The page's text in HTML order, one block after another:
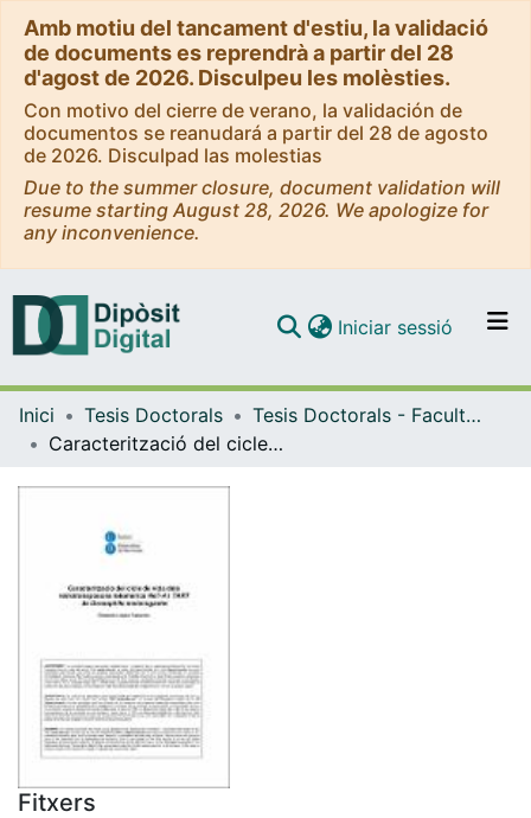
Amb motiu del tancament d'estiu, la validació
de documents es reprendrà a partir del 28
d'agost de 2026. Disculpeu les molèsties.
Con motivo del cierre de verano, la validación de
documentos se reanudará a partir del 28 de agosto
de 2026. Disculpad las molestias
Due to the summer closure, document validation will
resume starting August 28, 2026. We apologize for
any inconvenience.
Navega per tot el DD
Iniciar sessió (current)
Inici Tesis Doctorals
Tesis Doctorals - Facultat - Medicina
Caracterització del cicle de vida dels retrotransposons telomèrics HeT-A i TART de Drosophila melanogaster
Fitxers